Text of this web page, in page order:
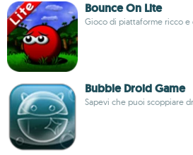
Bounce On Lite
Gioco di piattaforme ricco
Bubble Droid Game
Sapevi che puoi scoppiare